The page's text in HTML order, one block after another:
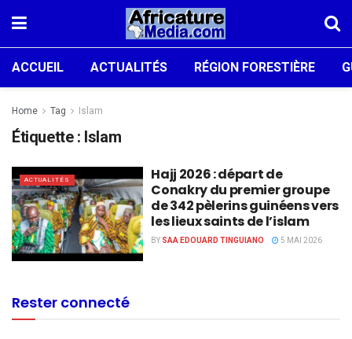
ACCUEIL ACTUALITÉS RÉGION FORESTIÈRE
Home Tag Islam
Étiquette : Islam
ACTUALITÉS
Hajj 2026 : départ de
Conakry du premier groupe
de 342 pèlerins guinéens vers
les lieux saints de l’islam
BY SAA EDOUARD TINGUIANO 5 MAI 2026
Rester connecté